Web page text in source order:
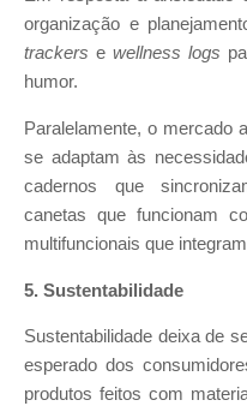
organização e
trackers ewellness logs
humor.
Paralelamente, o mercado
se adaptam às
cadernos que
canetas que funcionam
multifuncionais que
5. Sustentabilidade
Sustentabilidade deixa de
esperado dos
produtos feitos com